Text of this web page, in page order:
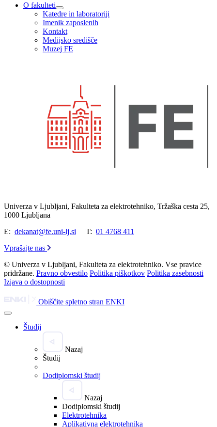
O fakulteti
Katedre in laboratoriji
Imenik zaposlenih
Kontakt
Medijsko središče
Muzej FE
Univerza v Ljubljani, Fakulteta za elektrotehniko, Tržaška cesta 25,
1000 Ljubljana
E: dekanat@fe.uni-lj.si T: 01 4768 411
Vprašajte nas
© Univerza v Ljubljani, Fakulteta za elektrotehniko. Vse pravice
pridržane. Pravno obvestilo Politika piškotkov Politika zasebnosti
Izjava o dostopnosti
Obiščite spletno stran ENKI
Študij
Nazaj
Študij
Dodiplomski študij
Nazaj
Dodiplomski študij
Elektrotehnika
Aplikativna elektrotehnika